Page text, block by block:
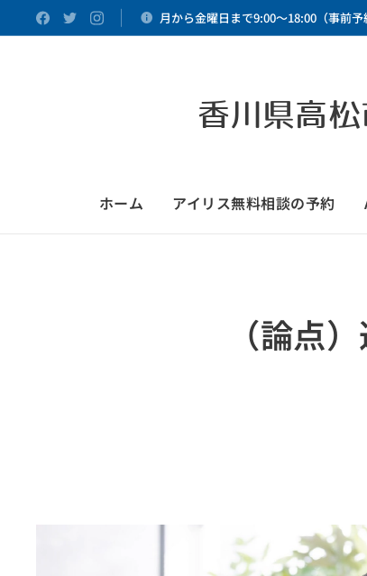
月から金曜日まで9:00～18:00（事前予
香川県高
ホーム アイリス無料相談の予約
（論点